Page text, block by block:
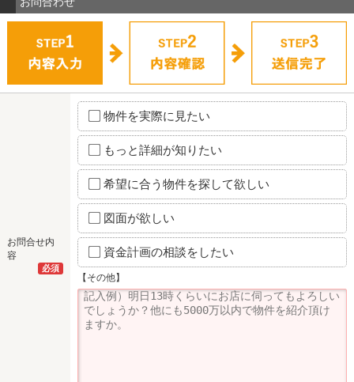
お問合せ内
容
必須
物件を実際に見たい
もっと詳細が知りたい
希望に合う物件を探して欲しい
図面が欲しい
資金計画の相談をしたい
【その他】